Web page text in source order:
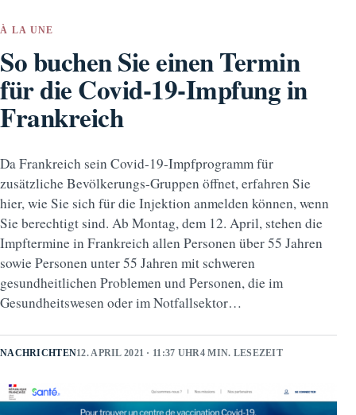
À LA UNE
So buchen Sie einen Termin
für die Covid-19-Impfung in
Frankreich
Da Frankreich sein Covid-19-Impfprogramm für
zusätzliche Bevölkerungs-Gruppen öffnet, erfahren Sie
hier, wie Sie sich für die Injektion anmelden können, wenn
Sie berechtigt sind. Ab Montag, dem 12. April, stehen die
Impftermine in Frankreich allen Personen über 55 Jahren
sowie Personen unter 55 Jahren mit schweren
gesundheitlichen Problemen und Personen, die im
Gesundheitswesen oder im Notfallsektor…
NACHRICHTEN12. APRIL 2021 · 11:37 UHR4 MIN. LESEZEIT